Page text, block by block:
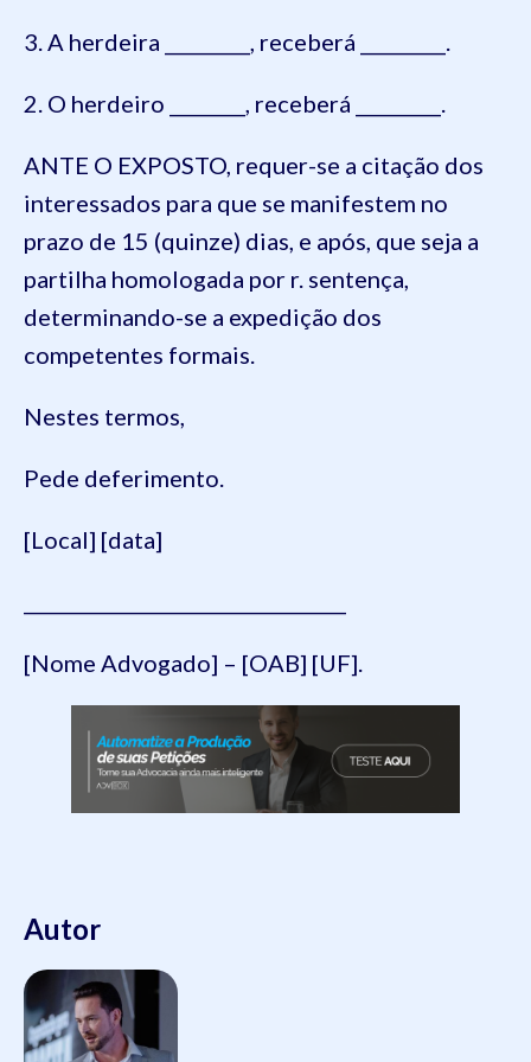
3. A herdeira _________, receberá _________.
2. O herdeiro ________, receberá _________.
ANTE O EXPOSTO, requer-se a citação dos
interessados para que se manifestem no
prazo de 15 (quinze) dias, e após, que seja a
partilha homologada por r. sentença,
determinando-se a expedição dos
competentes formais.
Nestes termos,
Pede deferimento.
[Local] [data]
[Nome Advogado] – [OAB] [UF].
Autor